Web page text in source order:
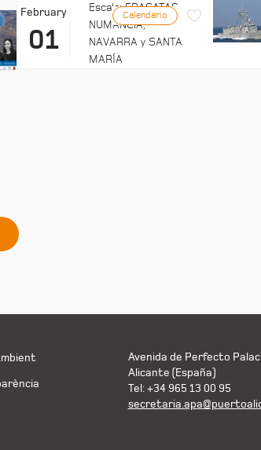
February
01
Escala: FRAGATAS
NUMANCIA,
NAVARRA y SANTA
MARÍA
Calendario
Avenida de Perfecto
Alicante (España)
Tel: +34 965 13 00 95